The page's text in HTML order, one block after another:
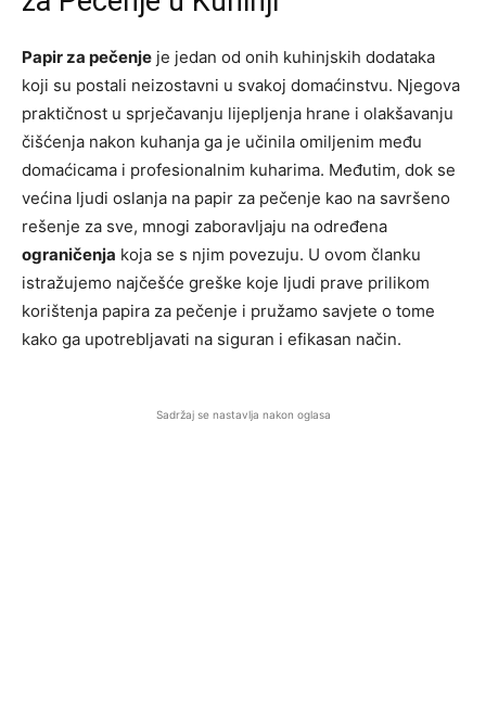
Papir za pečenje je jedan od onih kuhinjskih dodataka
koji su postali neizostavni u svakoj domaćinstvu. Njegova
praktičnost u sprječavanju lijepljenja hrane i olakšavanju
čišćenja nakon kuhanja ga je učinila omiljenim među
domaćicama i profesionalnim kuharima. Međutim, dok se
većina ljudi oslanja na papir za pečenje kao na savršeno
rešenje za sve, mnogi zaboravljaju na određena
ograničenja koja se s njim povezuju. U ovom članku
istražujemo najčešće greške koje ljudi prave prilikom
korištenja papira za pečenje i pružamo savjete o tome
kako ga upotrebljavati na siguran i efikasan način.
Sadržaj se nastavlja nakon oglasa